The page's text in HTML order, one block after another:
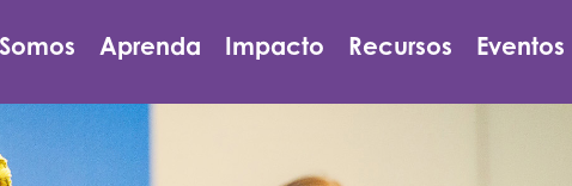
Aprenda Impacto Recursos Eventos